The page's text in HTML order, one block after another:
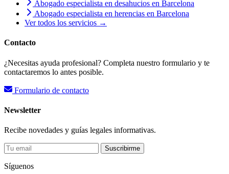
Abogado especialista en desahucios en Barcelona
Abogado especialista en herencias en Barcelona
Ver todos los servicios →
Contacto
¿Necesitas ayuda profesional? Completa nuestro formulario y te
contactaremos lo antes posible.
Formulario de contacto
Newsletter
Recibe novedades y guías legales informativas.
Suscribirme
Síguenos